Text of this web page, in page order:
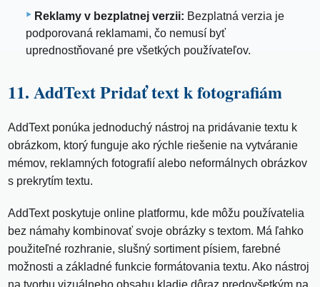
Reklamy v bezplatnej verzii: Bezplatná verzia je
podporovaná reklamami, čo nemusí byť
uprednostňované pre všetkých používateľov.
11. AddText Pridať text k fotografiám
AddText ponúka jednoduchý nástroj na pridávanie textu k
obrázkom, ktorý funguje ako rýchle riešenie na vytváranie
mémov, reklamných fotografií alebo neformálnych obrázkov
s prekrytím textu.
AddText poskytuje online platformu, kde môžu používatelia
bez námahy kombinovať svoje obrázky s textom. Má ľahko
použiteľné rozhranie, slušný sortiment písiem, farebné
možnosti a základné funkcie formátovania textu. Ako nástroj